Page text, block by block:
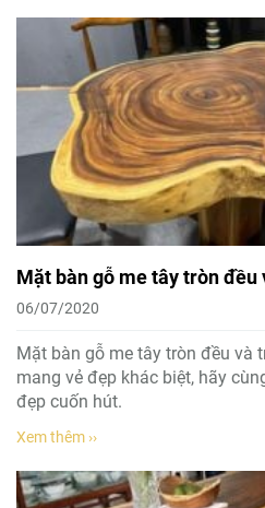
Mặt bàn gỗ me tây tròn đều
06/07/2020
Mặt bàn gỗ me tây tròn đều và
mang vẻ đẹp khác biệt, hãy
đẹp cuốn hút.
Xem thêm ››